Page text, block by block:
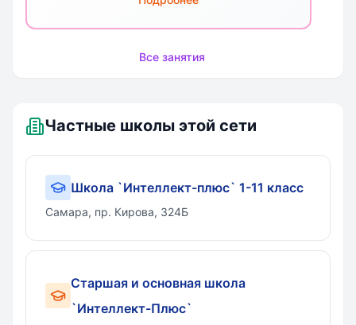
Все занятия
Частные школы этой сети
Школа `Интеллект-плюс` 1-11 класс
Самара, пр. Кирова, 324Б
Старшая и основная школа
`Интеллект-Плюс`